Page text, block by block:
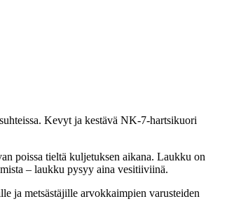
Kevyt ja kestävä NK-7-hartsikuori
poissa tieltä kuljetuksen aikana. Laukku on
– laukku pysyy aina vesitiiviinä.
ja metsästäjille arvokkaimpien varusteiden